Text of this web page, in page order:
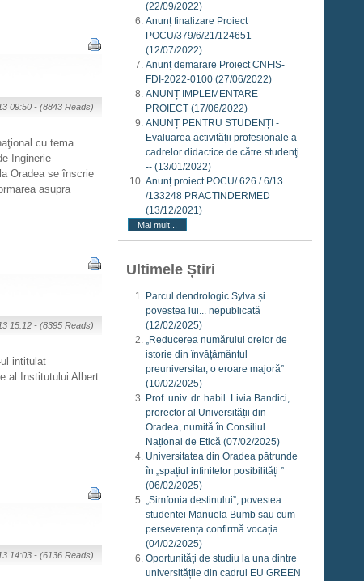
09:50 - (8843 Reads)
cu tema
Inginerie
Oradea se înscrie
asupra
15:12 - (8395 Reads)
intitulat
al Institutului Albert
14:03 - (6136 Reads)
(22/09/2022)
Anunț finalizare Proiect
POCU/379/6/21/124651
(12/07/2022)
Anunț demarare Proiect CNFIS-
FDI-2022-0100 (27/06/2022)
ANUNȚ IMPLEMENTARE
PROIECT (17/06/2022)
ANUNȚ PENTRU STUDENȚI -
Evaluarea activității profesionale a
cadrelor didactice de către studenţi
-- (13/01/2022)
Anunț proiect POCU/ 626 / 6/13
/133248 PRACTINDERMED
(13/12/2021)
Mai mult...
Ultimele Știri
Parcul dendrologic Sylva și
povestea lui... nepublicată
(12/02/2025)
„Reducerea numărului orelor de
istorie din învățământul
preuniversitar, o eroare majoră”
(10/02/2025)
Prof. univ. dr. habil. Livia Bandici,
prorector al Universității din
Oradea, numită în Consiliul
Național de Etică (07/02/2025)
Universitatea din Oradea pătrunde
în „spațiul infinitelor posibilități ”
(06/02/2025)
„Simfonia destinului”, povestea
studentei Manuela Bumb sau cum
perseverența confirmă vocația
(04/02/2025)
Oportunități de studiu la una dintre
universitățile din cadrul EU GREEN